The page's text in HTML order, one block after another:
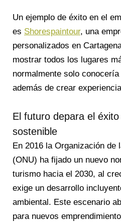
Un ejemplo de éxito en el
es Shorespaintour, una
personalizados en
mostrar todos los lugares
normalmente solo
además de crear
El futuro depara el
sostenible
En 2016 la Organización de
(ONU) ha fijado un nuevo
turismo hacia el 2030, al
exige un desarrollo
ambiental. Este escenario
para nuevos